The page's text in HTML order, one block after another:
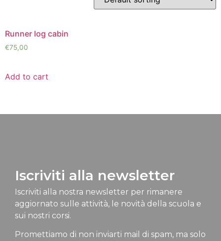
Runner log cabin
€75,00
Add to cart
Iscriviti alla newsletter
Iscriviti alla nostra newsletter per rimanere
aggiornato sulle attività, le novità della scuola e
sui nostri corsi.
Promettiamo di non inviarti mail di spam, ma solo